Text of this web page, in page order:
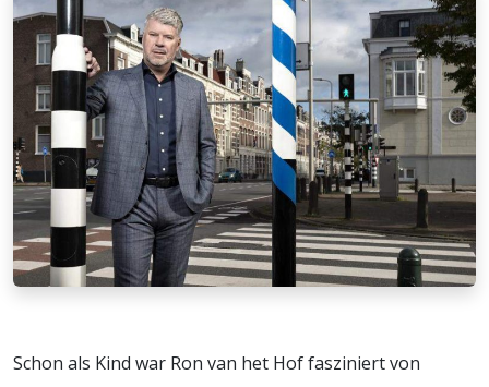
Schon als Kind war Ron van het Hof fasziniert von